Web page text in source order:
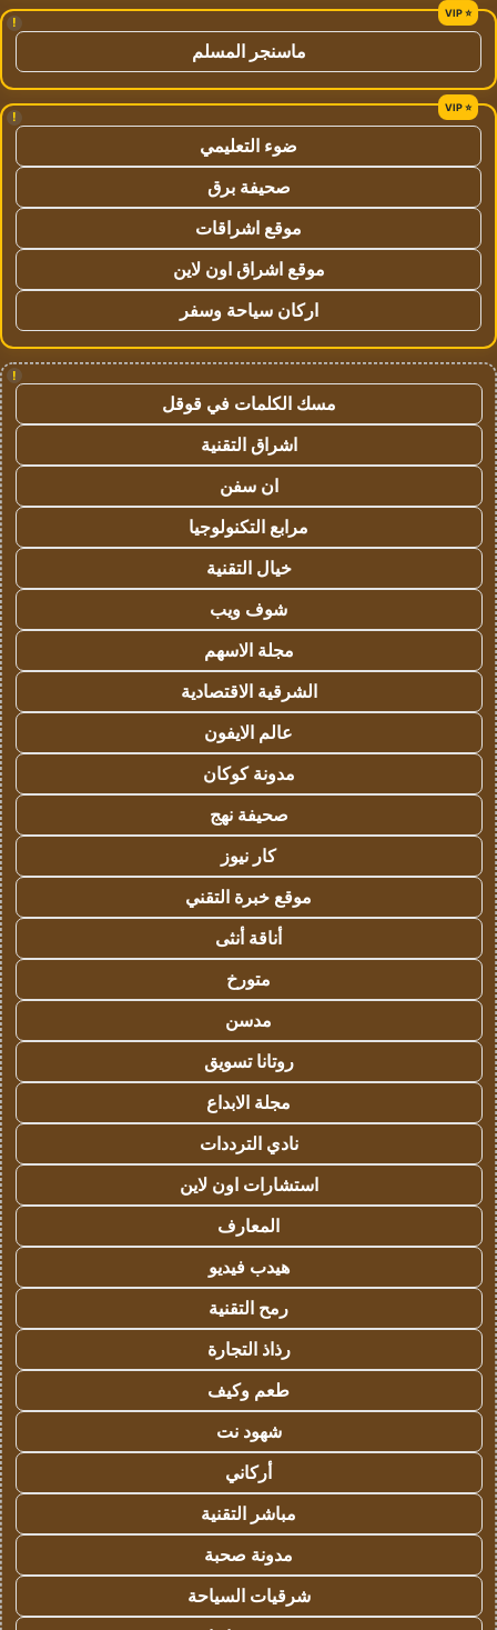
!
ماسنجر المسلم
!
ضوء التعليمي
صحيفة برق
موقع اشراقات
موقع اشراق اون لاين
اركان سياحة وسفر
!
مسك الكلمات في قوقل
اشراق التقنية
ان سفن
مرابع التكنولوجيا
خيال التقنية
شوف ويب
مجلة الاسهم
الشرقية الاقتصادية
عالم الايفون
مدونة كوكان
صحيفة نهج
كار نيوز
موقع خبرة التقني
أناقة أنثى
متورخ
مدسن
روتانا تسويق
مجلة الابداع
نادي الترددات
استشارات اون لاين
المعارف
هيدب فيديو
رمح التقنية
رذاذ التجارة
طعم وكيف
شهود نت
أركاني
مباشر التقنية
مدونة صحبة
شرقيات السياحة